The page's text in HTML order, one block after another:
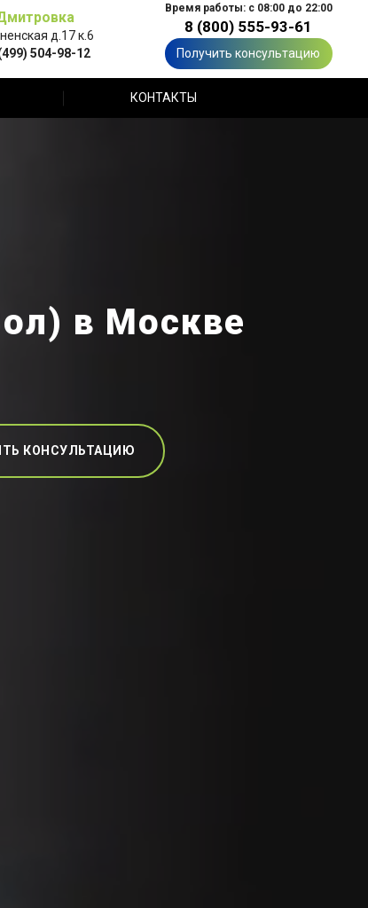
д.17 к.6
504-98-12
Время работы: с 08:00 до 22:00
8 (800) 555-93-61
Получить консультацию
КОНТАКТЫ
в Москве
КОНСУЛЬТАЦИЮ